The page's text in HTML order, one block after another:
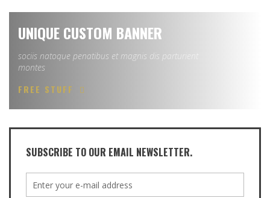
UNIQUE CUSTOM BANNER
sociis natoque penatibus et magnis dis parturient
montes
FREE STUFF
SUBSCRIBE TO OUR EMAIL NEWSLETTER.